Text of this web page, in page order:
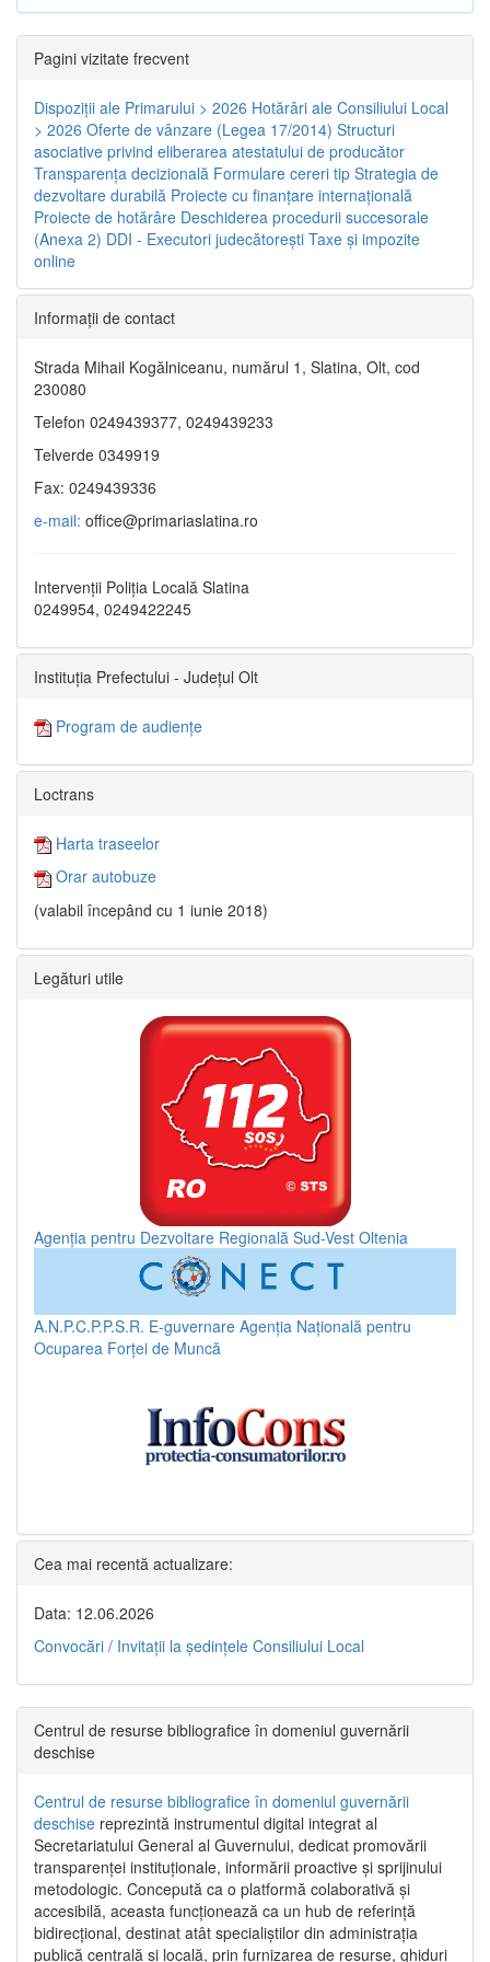
Pagini vizitate frecvent
Dispoziţii ale Primarului > 2026 Hotărâri ale Consiliului Local
> 2026 Oferte de vânzare (Legea 17/2014) Structuri
asociative privind eliberarea atestatului de producător
Transparenţa decizională Formulare cereri tip Strategia de
dezvoltare durabilă Proiecte cu finanţare internaţională
Proiecte de hotărâre Deschiderea procedurii succesorale
(Anexa 2) DDI - Executori judecătorești Taxe şi impozite
online
Informaţii de contact
Strada Mihail Kogălniceanu, numărul 1, Slatina, Olt, cod
230080
Telefon 0249439377, 0249439233
Telverde 0349919
Fax: 0249439336
e-mail: office@primariaslatina.ro
Intervenții Poliția Locală Slatina
0249954, 0249422245
Instituția Prefectului - Județul Olt
Program de audiențe
Loctrans
Harta traseelor
Orar autobuze
(valabil începând cu 1 iunie 2018)
Legături utile
Agenția pentru Dezvoltare Regională Sud-Vest Oltenia
A.N.P.C.P.P.S.R. E-guvernare Agenția Națională pentru
Ocuparea Forței de Muncă
Cea mai recentă actualizare:
Data: 12.06.2026
Convocări / Invitaţii la şedinţele Consiliului Local
Centrul de resurse bibliografice în domeniul guvernării
deschise
Centrul de resurse bibliografice în domeniul guvernării
deschise reprezintă instrumentul digital integrat al
Secretariatului General al Guvernului, dedicat promovării
transparenței instituționale, informării proactive și sprijinului
metodologic. Concepută ca o platformă colaborativă și
accesibilă, aceasta funcționează ca un hub de referință
bidirecțional, destinat atât specialiștilor din administrația
publică centrală și locală, prin furnizarea de resurse, ghiduri